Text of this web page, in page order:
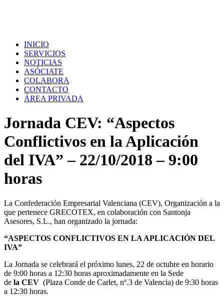
INICIO
SERVICIOS
NOTICIAS
ASÓCIATE
COLABORA
CONTACTO
ÁREA PRIVADA
Jornada CEV: “Aspectos
Conflictivos en la Aplicación
del IVA” – 22/10/2018 – 9:00
horas
La Confederación Empresarial Valenciana (CEV), Organización a la
que pertenece GRECOTEX, en colaboración con Santonja
Asesores, S.L., han organizado la jornada:
“ASPECTOS CONFLICTIVOS EN LA APLICACIÓN DEL
IVA”
La Jornada se celebrará el próximo lunes, 22 de octubre en horario
de 9:00 horas a 12:30 horas aproximadamente en la Sede
de la CEV (Plaza Conde de Carlet, nº.3 de Valencia) de 9:30 horas
a 12:30 horas.